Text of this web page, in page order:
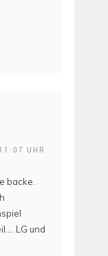
UHR
backe.
LG und